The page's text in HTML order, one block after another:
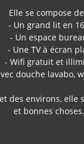
Elle se compose
- Un grand lit en
- Un espace
- Une TV à écran
- Wifi gratuit et
douche lavabo,
environs,
et bonnes choses.